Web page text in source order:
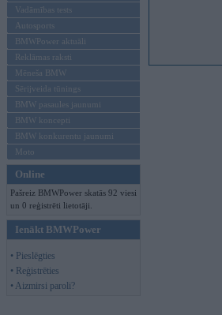
Vadāmības tests
Autosports
BMWPower aktuāli
Reklāmas raksti
Mēneša BMW
Sērijveida tūnings
BMW pasaules jaunumi
BMW koncepti
BMW konkurentu jaunumi
Moto
Online
Pašreiz BMWPower skatās 92 viesi
un 0 reģistrēti lietotāji.
Ienākt BMWPower
• Pieslēgties
• Reģistrēties
• Aizmirsi paroli?